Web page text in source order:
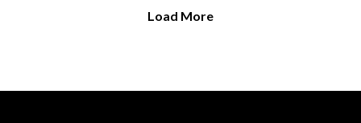
Load More